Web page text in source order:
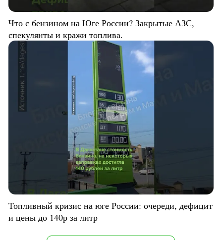
Что с бензином на Юге России? Закрытые АЗС,
спекулянты и кражи топлива.
Топливный кризис на юге России: очереди, дефицит
и цены до 140р за литр